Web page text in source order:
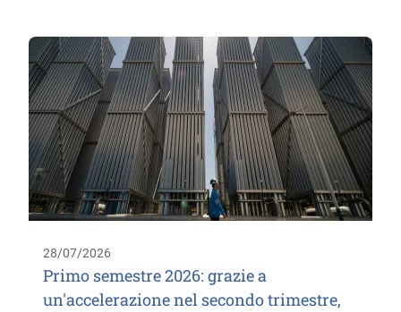
28/07/2026
Primo semestre 2026: grazie a
un'accelerazione nel secondo trimestre,